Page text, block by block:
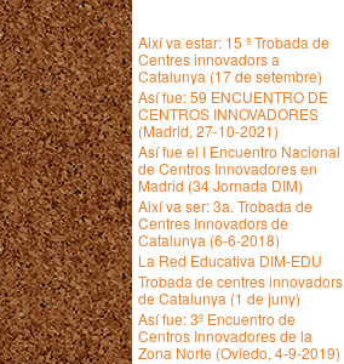
Així va estar: 15 ª Trobada de
Centres innovadors a
Catalunya (17 de setembre)
Así fue: 59 ENCUENTRO DE
CENTROS INNOVADORES
(Madrid, 27-10-2021)
Así fue el I Encuentro Nacional
de Centros Innovadores en
Madrid (34 Jornada DIM)
Així va ser: 3a. Trobada de
Centres Innovadors de
Catalunya (6-6-2018)
La Red Educativa DIM-EDU
Trobada de centres innovadors
de Catalunya (1 de juny)
Así fue: 3º Encuentro de
Centros Innovadores de la
Zona Norte (Oviedo, 4-9-2019)